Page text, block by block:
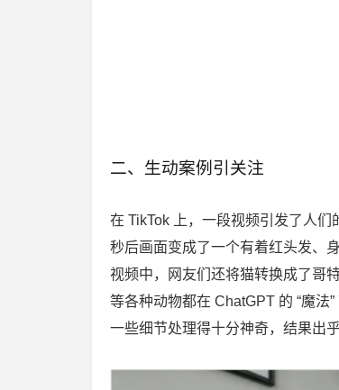
二、生动案例引关注
在 TikTok 上，一段视频引发了人
秒后画面变成了一个有着红头发、
视频中，网友们还将猫转换成了哥
等各种动物都在 ChatGPT 的 “魔法
一些细节处理得十分神奇，结果出